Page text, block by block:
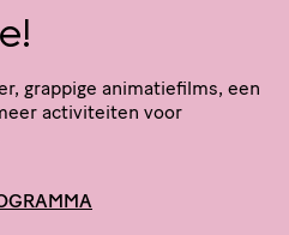
grappige anima­tie­films, een
acti­vi­teiten voor